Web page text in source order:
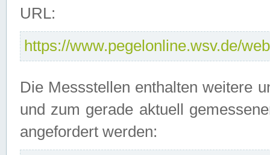
URL:
https://www.pegelonline.wsv.de/
Die Messstellen enthalten weitere
und zum gerade aktuell
angefordert werden: